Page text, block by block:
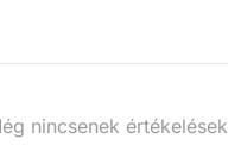
nincsenek értékelések